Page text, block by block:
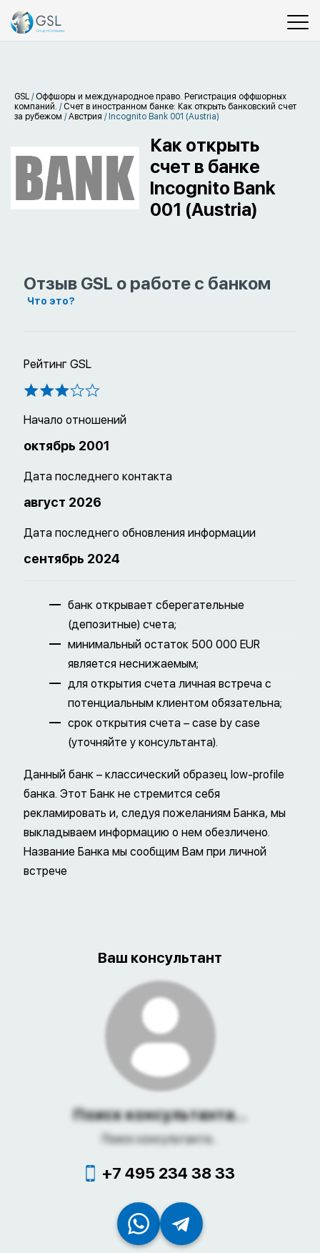
GSL / Оффшоры и международное право. Регистрация оффшорных
компаний. / Счет в иностранном банке: Как открыть банковский счет
за рубежом /Австрия / Incognito Bank 001 (Austria)
Как открыть
счет в банке
Incognito Bank
001 (Austria)
Отзыв GSL о работе с банком
Что это?
Рейтинг GSL
Начало отношений
октябрь 2001
Дата последнего контакта
август 2026
Дата последнего обновления информации
сентябрь 2024
банк открывает сберегательные
(депозитные) счета;
минимальный остаток 500 000 EUR
является неснижаемым;
для открытия счета личная встреча с
потенциальным клиентом обязательна;
срок открытия счета – case by case
(уточняйте у консультанта).
Данный банк – классический образец low-profile
банка. Этот Банк не стремится себя
рекламировать и, следуя пожеланиям Банка, мы
выкладываем информацию о нем обезличено.
Название Банка мы сообщим Вам при личной
встрече
Ваш консультант
Поиск консультанта...
Поиск консультанта...
+7 495 234 38 33